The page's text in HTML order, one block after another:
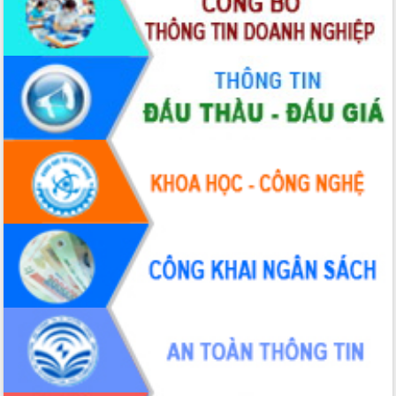
sầu riêng tại Đắk Lắk
Trình diễn nghệ thuật chế biến các
món ăn từ sầu riêng
Đắk Lắk công bố Quy hoạch và xúc
tiến đầu tư tỉnh
Ngành cá ngừ Đắk Lắk chủ động thích
ứng để giữ vững thị trường xuất khẩu
Diễn đàn Kinh tế tư nhân Việt Nam đột
phá cơ chế - Hợp tác công tư
Đề án 06 tạo bước ngoặt đột phá trong
cải cách hành chính tỉnh Đắk Lắk
Kết nối tour, đẩy mạnh chuyển đổi số
để phát triển du lịch Đắk Lắk
Khởi động Dự án Đầu tư xây dựng hạ
tầng kỹ thuật Cụm công nghiệp Tân
Tiến
Gặp mặt các cơ quan báo chí nhân Kỷ
niệm 101 năm Ngày Báo chí Cách
mạng Việt Nam
Đắk Lắk sơ kết 4 năm triển khai thực